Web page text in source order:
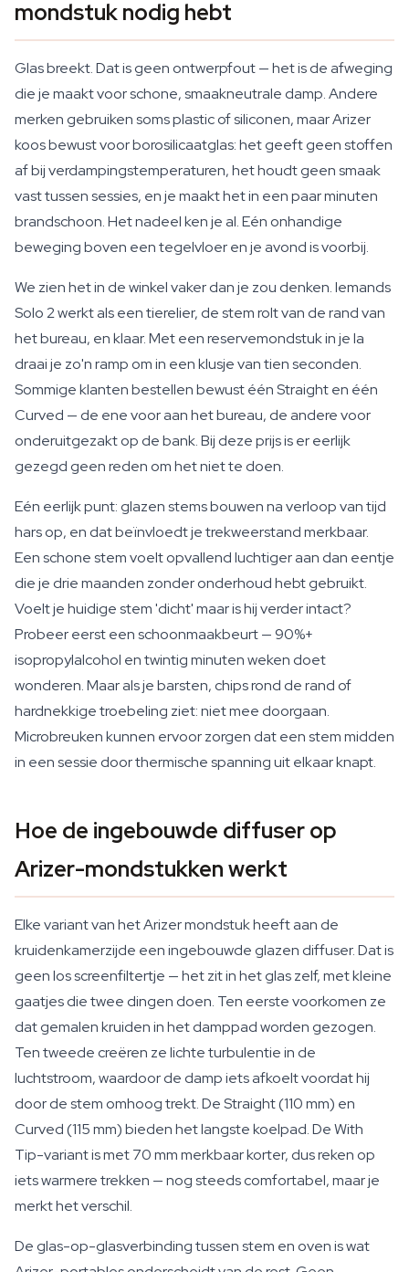
mondstuk nodig hebt
Glas breekt. Dat is geen ontwerpfout — het is de afweging
die je maakt voor schone, smaakneutrale damp. Andere
merken gebruiken soms plastic of siliconen, maar Arizer
koos bewust voor borosilicaatglas: het geeft geen stoffen
af bij verdampingstemperaturen, het houdt geen smaak
vast tussen sessies, en je maakt het in een paar minuten
brandschoon. Het nadeel ken je al. Eén onhandige
beweging boven een tegelvloer en je avond is voorbij.
We zien het in de winkel vaker dan je zou denken. Iemands
Solo 2 werkt als een tierelier, de stem rolt van de rand van
het bureau, en klaar. Met een reservemondstuk in je la
draai je zo'n ramp om in een klusje van tien seconden.
Sommige klanten bestellen bewust één Straight en één
Curved — de ene voor aan het bureau, de andere voor
onderuitgezakt op de bank. Bij deze prijs is er eerlijk
gezegd geen reden om het niet te doen.
Eén eerlijk punt: glazen stems bouwen na verloop van tijd
hars op, en dat beïnvloedt je trekweerstand merkbaar.
Een schone stem voelt opvallend luchtiger aan dan eentje
die je drie maanden zonder onderhoud hebt gebruikt.
Voelt je huidige stem 'dicht' maar is hij verder intact?
Probeer eerst een schoonmaakbeurt — 90%+
isopropylalcohol en twintig minuten weken doet
wonderen. Maar als je barsten, chips rond de rand of
hardnekkige troebeling ziet: niet mee doorgaan.
Microbreuken kunnen ervoor zorgen dat een stem midden
in een sessie door thermische spanning uit elkaar knapt.
Hoe de ingebouwde diffuser op
Arizer-mondstukken werkt
Elke variant van het Arizer mondstuk heeft aan de
kruidenkamerzijde een ingebouwde glazen diffuser. Dat is
geen los screenfiltertje — het zit in het glas zelf, met kleine
gaatjes die twee dingen doen. Ten eerste voorkomen ze
dat gemalen kruiden in het damppad worden gezogen.
Ten tweede creëren ze lichte turbulentie in de
luchtstroom, waardoor de damp iets afkoelt voordat hij
door de stem omhoog trekt. De Straight (110 mm) en
Curved (115 mm) bieden het langste koelpad. De With
Tip-variant is met 70 mm merkbaar korter, dus reken op
iets warmere trekken — nog steeds comfortabel, maar je
merkt het verschil.
De glas-op-glasverbinding tussen stem en oven is wat